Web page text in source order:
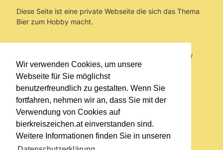
Wir verwenden Cookies, um unsere
Webseite für Sie möglichst
benutzerfreundlich zu gestalten. Wenn Sie
fortfahren, nehmen wir an, dass Sie mit der
Verwendung von Cookies auf
bierkreiszeichen.at einverstanden sind.
Weitere Informationen finden Sie in unseren
Diese Seite ist eine private Webseite die sich das Thema
Bier zum Hobby macht.
Sie befinden sich auf https://www.bierkreiszeichen.at/
im Pfad:Übers Bier/Brauereien
Erstellt: 2014-03-20
Links
Impressum